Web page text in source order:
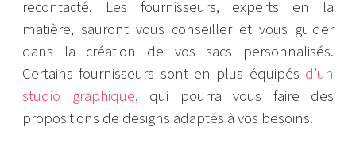
recontacté. Les fournisseurs, experts en la
matière, sauront vous conseiller et vous guider
dans la création de vos sacs personnalisés.
Certains fournisseurs sont en plus équipés d’un
studio graphique, qui pourra vous faire des
propositions de designs adaptés à vos besoins.